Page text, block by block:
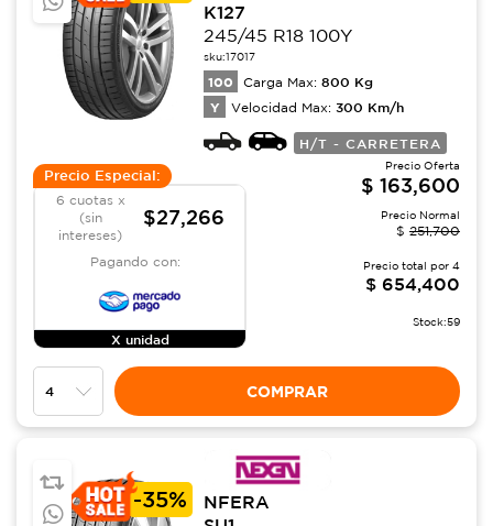
K127
245/45 R18 100Y
sku:17017
100 Carga Max: 800 Kg
Y Velocidad Max: 300 Km/h
H/T - CARRETERA
Precio Especial:
6 cuotas x
(sin
intereses)
$27,266
Pagando con:
X unidad
Precio Oferta
$ 163,600
Precio Normal
$ 251,700
Precio total por 4
$ 654,400
Stock:59
COMPRAR
-35%
NFERA